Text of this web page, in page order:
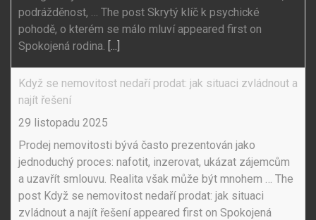
podrážděnost, … The post Skrytý klíč k psychické
pohodě, o kterém se málo mluví appeared first on
Spokojená rodina. [...]
Když se nemovitost nedaří prodat: jak situaci zvládnout a
najít řešení
29 listopadu 2025
Prodej nemovitosti bývá často prezentován jako
jednoduchý proces: nafotit, inzerovat, ukázat zájemcům
a uzavřít smlouvu. Realita však může být mnohem … The
post Když se nemovitost nedaří prodat: jak situaci
zvládnout a najít řešení appeared first on Spokojená